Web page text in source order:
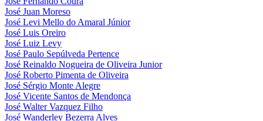
José Juan Moreso
José Levi Mello do Amaral Júnior
José Luis Oreiro
José Luiz Levy
José Paulo Sepúlveda Pertence
José Reinaldo Nogueira de Oliveira Junior
José Roberto Pimenta de Oliveira
José Sérgio Monte Alegre
José Vicente Santos de Mendonça
José Walter Vazquez Filho
José Wanderley Bezerra Alves